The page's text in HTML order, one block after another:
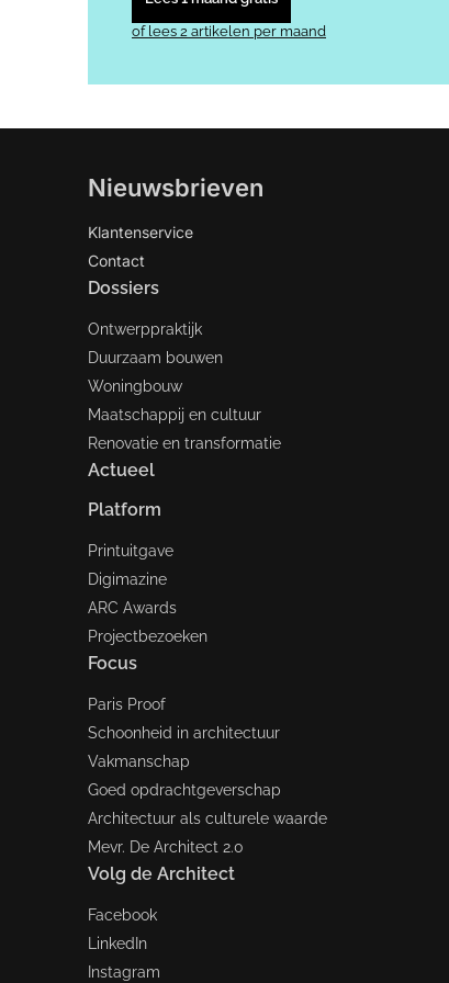
of lees 2 artikelen per maand
Nieuwsbrieven
Klantenservice
Contact
Dossiers
Ontwerppraktijk
Duurzaam bouwen
Woningbouw
Maatschappij en cultuur
Renovatie en transformatie
Actueel
Platform
Printuitgave
Digimazine
ARC Awards
Projectbezoeken
Focus
Paris Proof
Schoonheid in architectuur
Vakmanschap
Goed opdrachtgeverschap
Architectuur als culturele waarde
Mevr. De Architect 2.0
Volg de Architect
Facebook
LinkedIn
Instagram